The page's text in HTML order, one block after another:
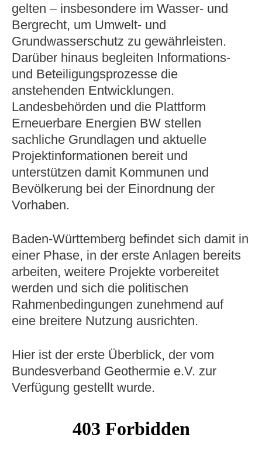
gelten – insbesondere im Wasser‑ und
Bergrecht, um Umwelt‑ und
Grundwasserschutz zu gewährleisten.
Darüber hinaus begleiten Informations‑
und Beteiligungsprozesse die
anstehenden Entwicklungen.
Landesbehörden und die Plattform
Erneuerbare Energien BW stellen
sachliche Grundlagen und aktuelle
Projektinformationen bereit und
unterstützen damit Kommunen und
Bevölkerung bei der Einordnung der
Vorhaben.
Baden‑Württemberg befindet sich damit in
einer Phase, in der erste Anlagen bereits
arbeiten, weitere Projekte vorbereitet
werden und sich die politischen
Rahmenbedingungen zunehmend auf
eine breitere Nutzung ausrichten.
Hier ist der erste Überblick, der vom
Bundesverband Geothermie e.V. zur
Verfügung gestellt wurde.